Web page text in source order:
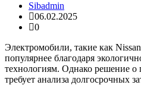
Sibadmin
06.02.2025
0
Электромобили, такие как
популярнее благодаря
технологиям. Однако решение о
требует анализа долгосрочных